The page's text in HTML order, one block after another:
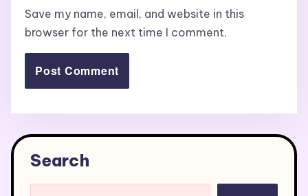
Save my name, email, and website in this
browser for the next time I comment.
Search